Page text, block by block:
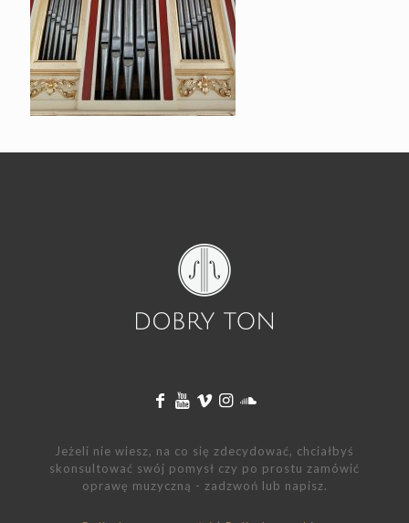
Jeżeli nie wiesz, na co się zdecydować, chciałbyś
skonsultować swój pomysł czy po prostu zamówić
oprawę muzyczną - zadzwoń lub napisz.